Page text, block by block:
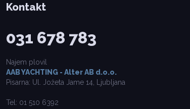
Kontakt
031 678 783
Najem plovil
AAB YACHTING - Alter AB d.o.o.
Pisarna: Ul. Jožeta Jame 14, Ljubljana
Tel: 01 510 6392